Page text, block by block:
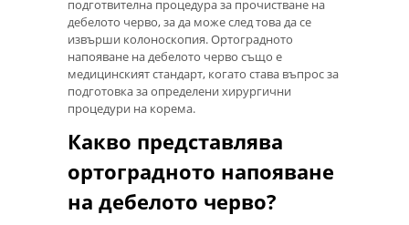
подготвителна процедура за прочистване на
дебелото черво, за да може след това да се
извърши колоноскопия. Ортоградното
напояване на дебелото черво също е
медицинският стандарт, когато става въпрос за
подготовка за определени хирургични
процедури на корема.
Какво представлява
ортоградното напояване
на дебелото черво?